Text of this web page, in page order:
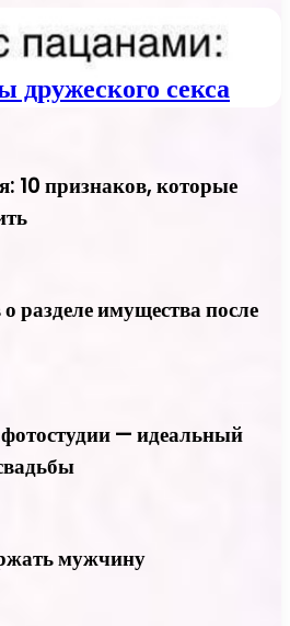
секса
10 признаков, которые
разделе имущества после
— идеальный
мужчину